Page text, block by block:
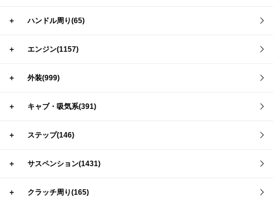
＋ ハンドル周り(65)
＋ エンジン(1157)
＋ 外装(999)
＋ キャブ・吸気系(391)
＋ ステップ(146)
＋ サスペンション(1431)
＋ クラッチ周り(165)